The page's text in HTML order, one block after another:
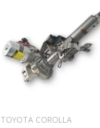
TOYOTA COROLLA